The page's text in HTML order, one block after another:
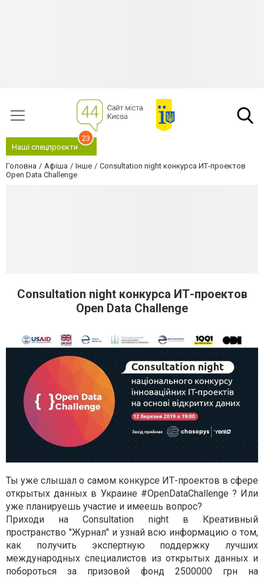
Наші спецпроєкти
23
Головна Афіша Інше
Consultation night конкурса ИТ-проектов
Open Data Challenge
Consultation night конкурса ИТ-проектов
Open Data Challenge
Ты уже слышал о самом конкурсе ИТ-проектов в сфере
открытых данных в Украине #OpenDataChallenge ? Или
уже планируешь участие и имеешь вопрос?
Приходи на Consultation night в Креативный
пространство "Журнал" и узнай всю информацию о том,
как получить экспертную поддержку лучших
международных специалистов из открытых данных и
побороться за призовой фонд 2500000 грн на